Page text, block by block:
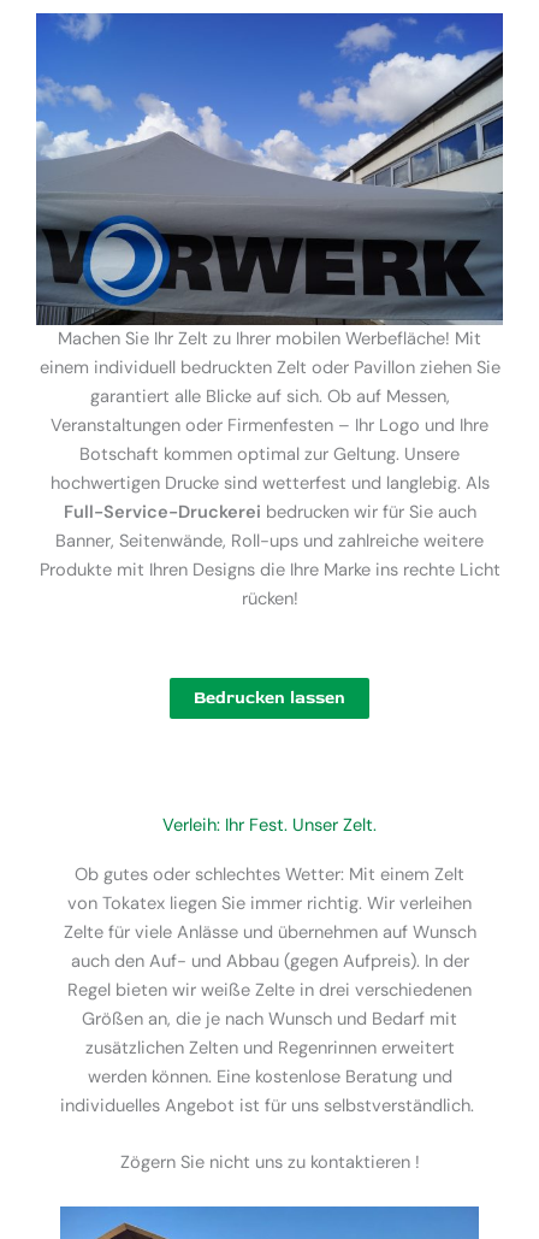
Machen Sie Ihr Zelt zu Ihrer mobilen Werbefläche! Mit
einem individuell bedruckten Zelt oder Pavillon ziehen Sie
garantiert alle Blicke auf sich. Ob auf Messen,
Veranstaltungen oder Firmenfesten – Ihr Logo und Ihre
Botschaft kommen optimal zur Geltung. Unsere
hochwertigen Drucke sind wetterfest und langlebig. Als
Full-Service-Druckerei bedrucken wir für Sie auch
Banner, Seitenwände, Roll-ups und zahlreiche weitere
Produkte mit Ihren Designs die Ihre Marke ins rechte Licht
rücken!
Bedrucken lassen
Verleih: Ihr Fest. Unser Zelt.
Ob gutes oder schlechtes Wetter: Mit einem Zelt
von Tokatex liegen Sie immer richtig. Wir verleihen
Zelte für viele Anlässe und übernehmen auf Wunsch
auch den Auf- und Abbau (gegen Aufpreis). In der
Regel bieten wir weiße Zelte in drei verschiedenen
Größen an, die je nach Wunsch und Bedarf mit
zusätzlichen Zelten und Regenrinnen erweitert
werden können. Eine kostenlose Beratung und
individuelles Angebot ist für uns selbstverständlich.
Zögern Sie nicht uns zu kontaktieren !